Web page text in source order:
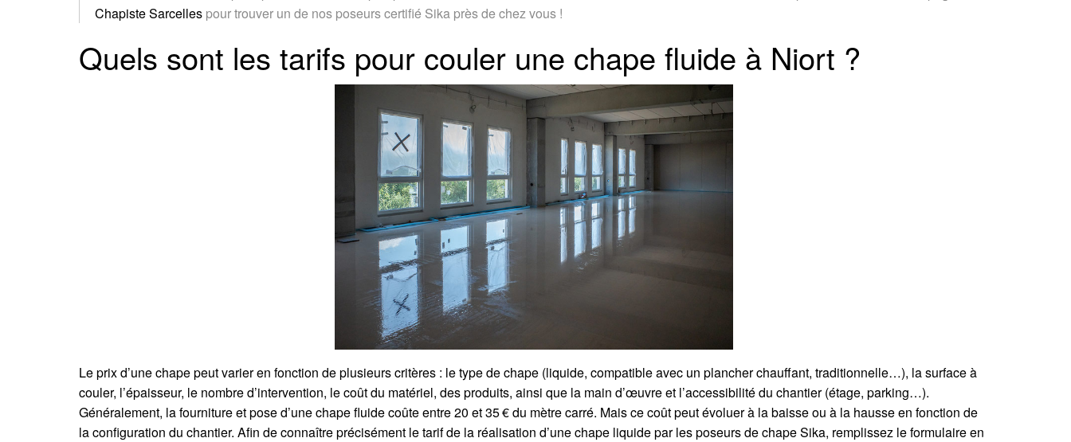
Chapiste Sarcelles pour trouver un de nos poseurs certifié Sika près de chez vous !
Quels sont les tarifs pour couler une chape fluide à Niort ?
Le prix d’une chape peut varier en fonction de plusieurs critères : le type de chape (liquide, compatible avec un plancher chauffant, traditionnelle…), la surface à
couler, l’épaisseur, le nombre d’intervention, le coût du matériel, des produits, ainsi que la main d’œuvre et l’accessibilité du chantier (étage, parking…).
Généralement, la fourniture et pose d’une chape fluide coûte entre 20 et 35 € du mètre carré. Mais ce coût peut évoluer à la baisse ou à la hausse en fonction de
la configuration du chantier. Afin de connaître précisément le tarif de la réalisation d’une chape liquide par les poseurs de chape Sika, remplissez le formulaire en